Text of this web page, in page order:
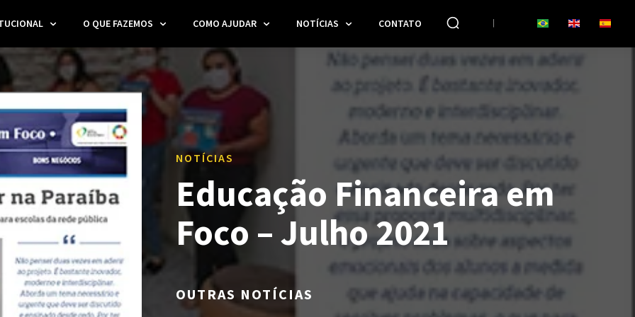
O QUE FAZEMOS COMO AJUDAR NOTÍCIAS CONTATO
NOTÍCIAS
Educação Financeira em
Foco – Julho 2021
OUTRAS NOTÍCIAS